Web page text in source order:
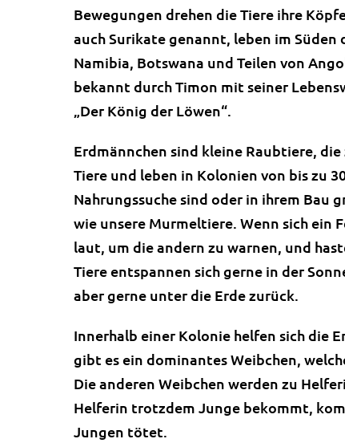
Bewegungen drehen die Tiere ihre
auch Surikate genannt, leben im
Namibia, Botswana und Teilen von
bekannt durch Timon mit seiner
„Der König der Löwen“.
Erdmännchen sind kleine Raubtiere,
Tiere und leben in Kolonien von bis zu
Nahrungssuche sind oder in ihrem Bau
wie unsere Murmeltiere. Wenn sich ein
laut, um die andern zu warnen, und
Tiere entspannen sich gerne in der
aber gerne unter die Erde zurück.
Innerhalb einer Kolonie helfen sich die
gibt es ein dominantes Weibchen,
Die anderen Weibchen werden zu
Helferin trotzdem Junge bekommt,
Jungen tötet.